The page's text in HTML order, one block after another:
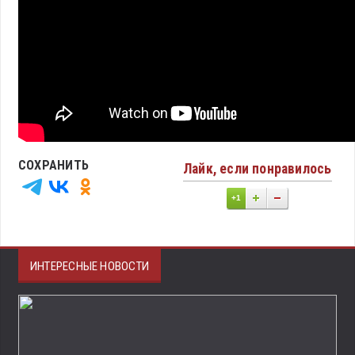
Лайк, если понравилось
+1
СОХРАНИТЬ
ИНТЕРЕСНЫЕ НОВОСТИ